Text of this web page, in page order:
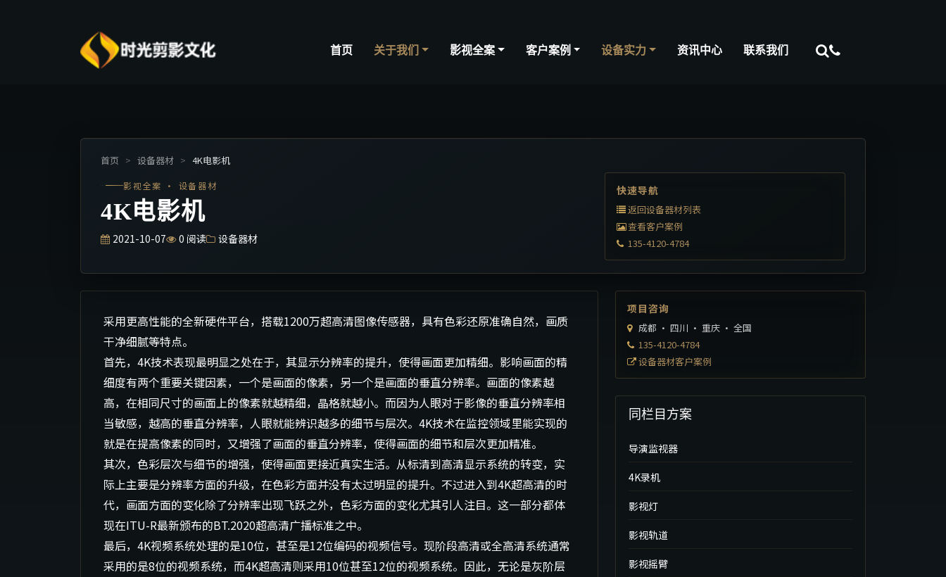
首页 关于我们 影视全案 客户案例 设备实力 资讯中心 联系我们
首页 > 设备器材 > 4K电影机
影视全案 · 设备器材
4K电影机
2021-10-07 0 阅读 设备器材
快速导航
返回设备器材列表
查看客户案例
135-4120-4784
采用更高性能的全新硬件平台，搭载1200万超高清图像传感器，具有色彩还原准确自然，画质
干净细腻等特点。
首先，4K技术表现最明显之处在于，其显示分辨率的提升，使得画面更加精细。影响画面的精
细度有两个重要关键因素，一个是画面的像素，另一个是画面的垂直分辨率。画面的像素越
高，在相同尺寸的画面上的像素就越精细，晶格就越小。而因为人眼对于影像的垂直分辨率相
当敏感，越高的垂直分辨率，人眼就能辨识越多的细节与层次。4K技术在监控领域里能实现的
就是在提高像素的同时，又增强了画面的垂直分辨率，使得画面的细节和层次更加精准。
其次，色彩层次与细节的增强，使得画面更接近真实生活。从标清到高清显示系统的转变，实
际上主要是分辨率方面的升级，在色彩方面并没有太过明显的提升。不过进入到4K超高清的时
代，画面方面的变化除了分辨率出现飞跃之外，色彩方面的变化尤其引人注目。这一部分都体
现在ITU-R最新颁布的BT.2020超高清广播标准之中。
最后，4K视频系统处理的是10位，甚至是12位编码的视频信号。现阶段高清或全高清系统通常
采用的是8位的视频系统，而4K超高清则采用10位甚至12位的视频系统。因此，无论是灰阶层
项目咨询
成都 · 四川 · 重庆 · 全国
135-4120-4784
设备器材客户案例
同栏目方案
导演监视器
4K录机
影视灯
影视轨道
影视摇臂